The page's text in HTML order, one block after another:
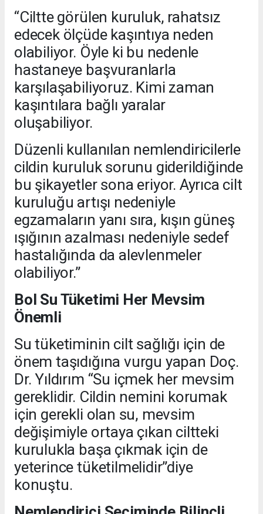
“Ciltte görülen kuruluk, rahatsız
edecek ölçüde kaşıntıya neden
olabiliyor. Öyle ki bu nedenle
hastaneye başvuranlarla
karşılaşabiliyoruz. Kimi zaman
kaşıntılara bağlı yaralar
oluşabiliyor.
Düzenli kullanılan nemlendiricilerle
cildin kuruluk sorunu giderildiğinde
bu şikayetler sona eriyor. Ayrıca cilt
kuruluğu artışı nedeniyle
egzamaların yanı sıra, kışın güneş
ışığının azalması nedeniyle sedef
hastalığında da alevlenmeler
olabiliyor.”
Bol Su Tüketimi Her Mevsim
Önemli
Su tüketiminin cilt sağlığı için de
önem taşıdığına vurgu yapan Doç.
Dr. Yıldırım “Su içmek her mevsim
gereklidir. Cildin nemini korumak
için gerekli olan su, mevsim
değişimiyle ortaya çıkan ciltteki
kurulukla başa çıkmak için de
yeterince tüketilmelidir”diye
konuştu.